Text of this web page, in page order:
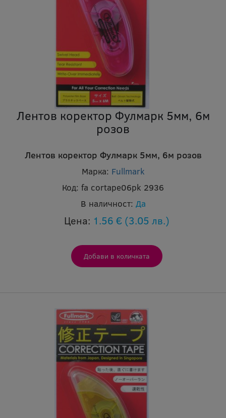
Лентов коректор Фулмарк 5мм, 6м
розов
Лентов коректор Фулмарк 5мм, 6м розов
Марка: Fullmark
Код: fa cortape06pk 2936
В наличност: Да
Цена: 1.56 € (3.05 лв.)